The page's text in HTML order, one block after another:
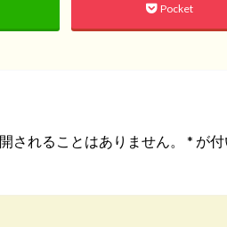
Pocket
されることはありません。 * が